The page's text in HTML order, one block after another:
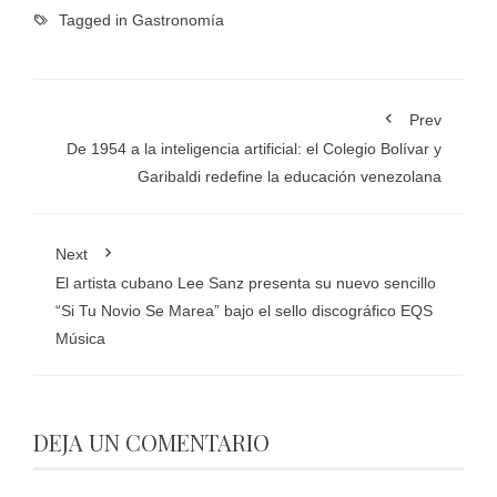
Tagged in Gastronomía
Prev
De 1954 a la inteligencia artificial: el Colegio Bolívar y
Garibaldi redefine la educación venezolana
Next
El artista cubano Lee Sanz presenta su nuevo sencillo
“Si Tu Novio Se Marea” bajo el sello discográfico EQS
Música
DEJA UN COMENTARIO